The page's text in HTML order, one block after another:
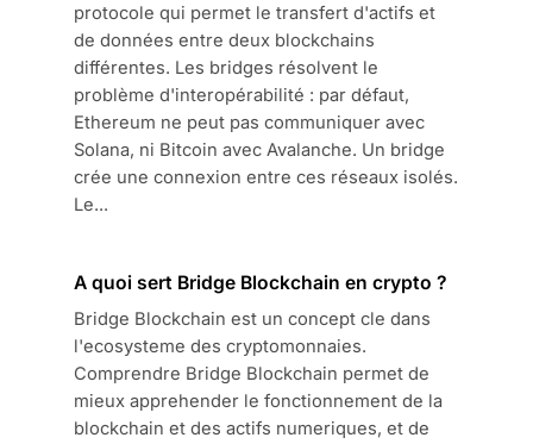
protocole qui permet le transfert d'actifs et
de données entre deux blockchains
différentes. Les bridges résolvent le
problème d'interopérabilité : par défaut,
Ethereum ne peut pas communiquer avec
Solana, ni Bitcoin avec Avalanche. Un bridge
crée une connexion entre ces réseaux isolés.
Le...
A quoi sert Bridge Blockchain en crypto ?
Bridge Blockchain est un concept cle dans
l'ecosysteme des cryptomonnaies.
Comprendre Bridge Blockchain permet de
mieux apprehender le fonctionnement de la
blockchain et des actifs numeriques, et de